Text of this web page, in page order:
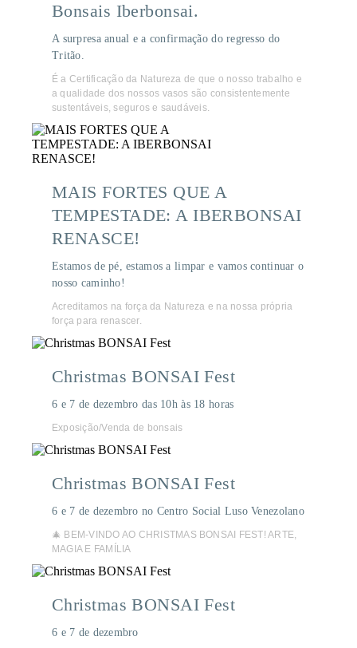
Bonsais Iberbonsai.
A surpresa anual e a confirmação do regresso do
Tritão.
É a Certificação da Natureza de que o nosso trabalho e
a qualidade dos nossos vasos são consistentemente
sustentáveis, seguros e saudáveis.
MAIS FORTES QUE A
TEMPESTADE: A IBERBONSAI
RENASCE!
Estamos de pé, estamos a limpar e vamos continuar o
nosso caminho!
Acreditamos na força da Natureza e na nossa própria
força para renascer.
Christmas BONSAI Fest
6 e 7 de dezembro das 10h às 18 horas
Exposição/Venda de bonsais
Christmas BONSAI Fest
6 e 7 de dezembro no Centro Social Luso Venezolano
🎄 BEM-VINDO AO CHRISTMAS BONSAI FEST! ARTE,
MAGIA E FAMÍLIA
Christmas BONSAI Fest
6 e 7 de dezembro